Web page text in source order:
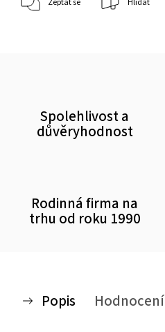
Zeptat se Hlídat
Spolehlivost a
důvěryhodnost
Rodinná firma na
trhu od roku 1990
Popis Hodnocení